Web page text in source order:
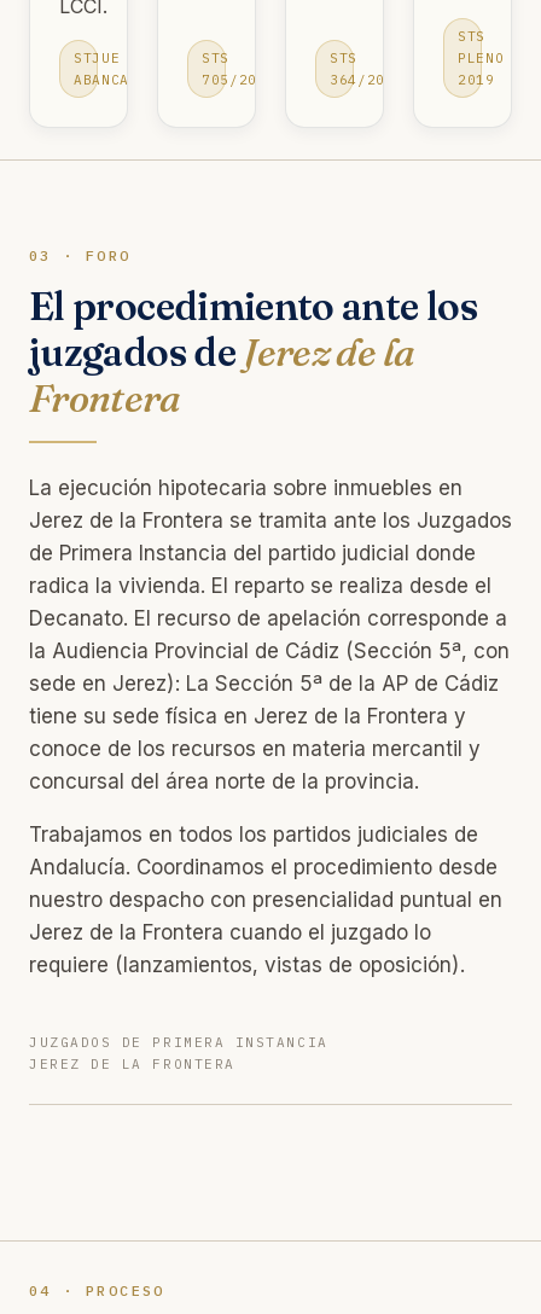
LCCI.
STJUE
ABANCA
STS
705/2015
STS
364/2016
STS
PLENO
2019
03 · FORO
El procedimiento ante los
juzgados de Jerez de la
Frontera
La ejecución hipotecaria sobre inmuebles en
Jerez de la Frontera se tramita ante los Juzgados
de Primera Instancia del partido judicial donde
radica la vivienda. El reparto se realiza desde el
Decanato. El recurso de apelación corresponde a
la Audiencia Provincial de Cádiz (Sección 5ª, con
sede en Jerez): La Sección 5ª de la AP de Cádiz
tiene su sede física en Jerez de la Frontera y
conoce de los recursos en materia mercantil y
concursal del área norte de la provincia.
Trabajamos en todos los partidos judiciales de
Andalucía. Coordinamos el procedimiento desde
nuestro despacho con presencialidad puntual en
Jerez de la Frontera cuando el juzgado lo
requiere (lanzamientos, vistas de oposición).
JUZGADOS DE PRIMERA INSTANCIA
JEREZ DE LA FRONTERA
04 · PROCESO